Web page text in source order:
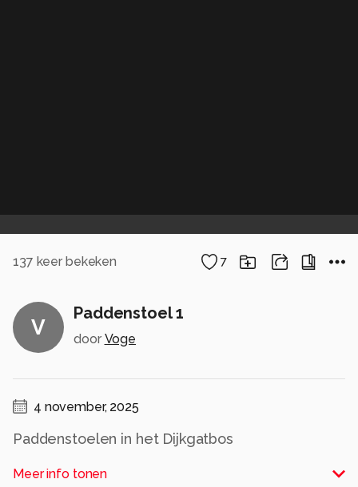
137 keer bekeken 7
V
Paddenstoel 1
door Voge
4 november, 2025
Paddenstoelen in het Dijkgatbos
Alle rechten voorbehouden
Meer info tonen